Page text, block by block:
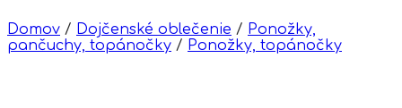
Domov / Dojčenské oblečenie / Ponožky,
pančuchy, topánočky / Ponožky, topánočky